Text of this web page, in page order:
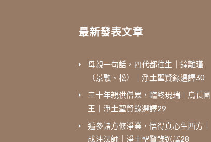
最新發表文章
母親一句話，四代都往生｜鐘離瑾
（景融、松）｜淨土聖賢錄選譯30
三十年親供僧眾，臨終現瑞｜烏萇國
王｜淨土聖賢錄選譯29
遍參諸方修淨業，悟得真心生西方｜
成注法師｜淨土聖賢錄選譯28